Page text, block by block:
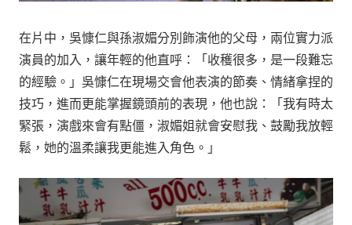
在片中，吳慷仁與孫淑媚分別飾演他的父母，兩位實力派
演員的加入，讓年輕的他直呼：「收穫很多，是一段難忘
的經驗。」吳慷仁在現場交會他表演的節奏、情緒拿捏的
技巧，進而更能掌握鏡頭前的表現，他也說：「我有時太
緊張，演戲來會有點僵，淑媚姐就會安慰我、鼓勵我放輕
鬆，她的溫柔讓我更能進入角色。」